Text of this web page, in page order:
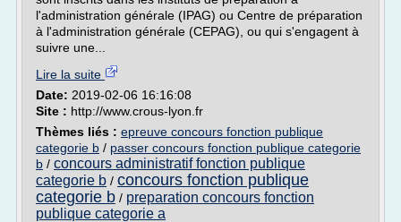
l'administration générale (IPAG) ou Centre de préparation
à l'administration générale (CEPAG), ou qui s'engagent à
suivre une...
Lire la suite
Date: 2019-02-06 16:16:08
Site : http://www.crous-lyon.fr
Thèmes liés : epreuve concours fonction publique
categorie b / passer concours fonction publique categorie
b / concours administratif fonction publique
categorie b / concours fonction publique
categorie b / preparation concours fonction
publique categorie a